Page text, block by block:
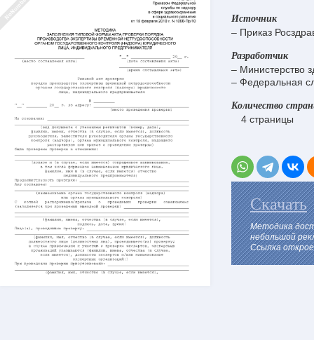
Источник
– Приказ
Разработчик
– Министерство
– Федеральная
Количество
4 страницы
Скачать
Методика
небольшой
Ссылка